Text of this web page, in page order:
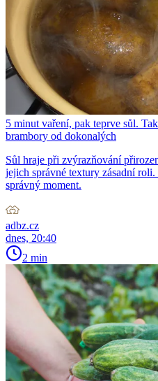
5 minut vaření, pak teprve sůl.
brambory od dokonalých
Sůl hraje při zvýrazňování
jejich správné textury zásadní
správný moment.
adbz.cz
dnes, 20:40
2 min